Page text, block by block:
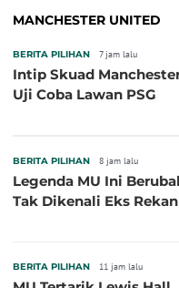
MANCHESTER UNITED
BERITA PILIHAN 7 jam lalu
Intip Skuad
Uji Coba Lawan PSG
BERITA PILIHAN 8 jam lalu
Legenda MU Ini
Tak Dikenali Eks
BERITA PILIHAN 11 jam lalu